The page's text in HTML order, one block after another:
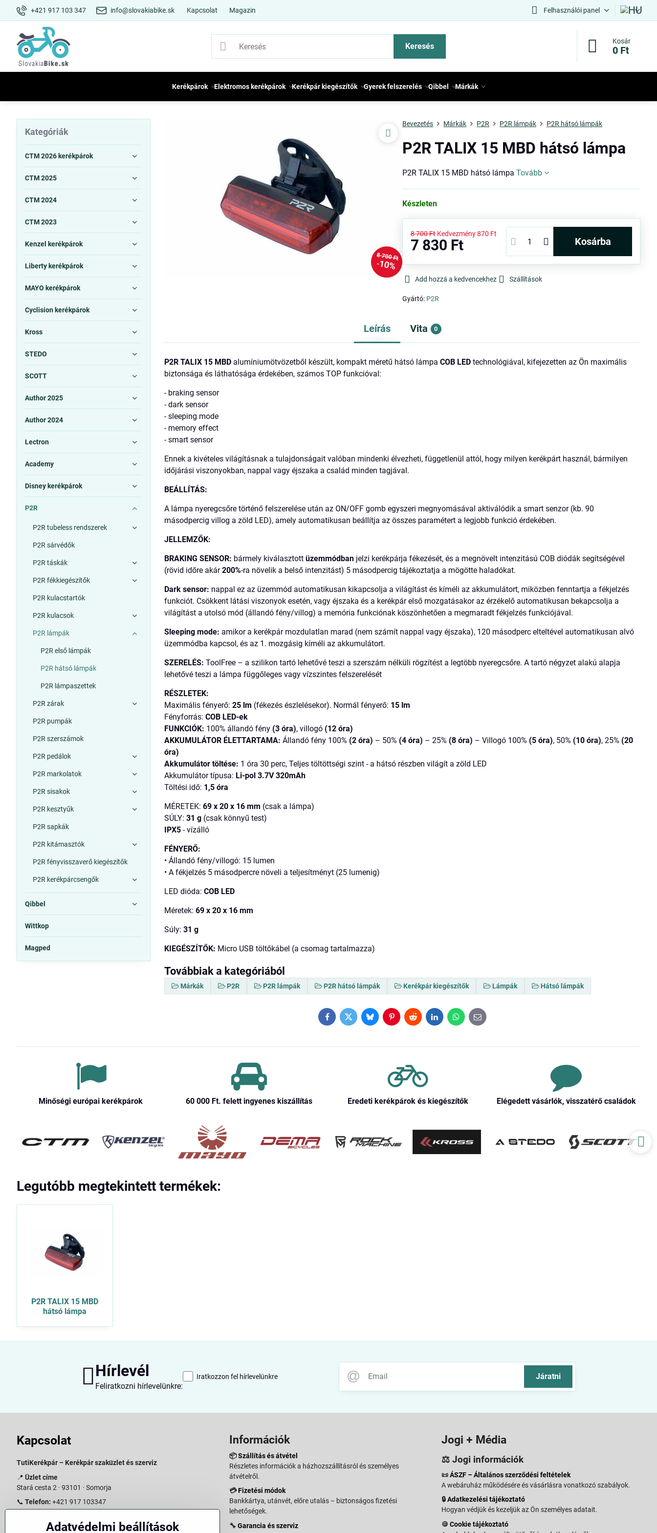
+421 917 103 347 info@slovakiabike.sk Kapcsolat Magazin Felhasználói panel
Keresés
Kosár
0 Ft
Kerékpárok Elektromos kerékpárok Kerékpár kiegészítők Gyerek felszerelés Qibbel Márkák
8 700 Ft
10%
Bevezetés Márkák P2R P2R lámpák P2R hátsó lámpák
P2R TALIX 15 MBD hátsó lámpa
P2R TALIX 15 MBD hátsó lámpaTovább
Készleten
8 700 Ft Kedvezmény 870 Ft
7 830 Ft kosárba
Add hozzá a kedvencekhez Szállítások
Gyártó: P2R
Leírás Vita 0
P2R TALIX 15 MBD alumíniumötvözetből készült, kompakt méretű hátsó lámpaCOB LED technológiával, kifejezetten az Ön maximális
biztonsága és láthatósága érdekében, számos TOP funkcióval:
- braking sensor
- dark sensor
- sleeping mode
- memory effect
- smart sensor
Ennek a kivételes világításnak a tulajdonságait valóban mindenki élvezheti, függetlenül attól, hogy milyen kerékpárt használ, bármilyen
időjárási viszonyokban, nappal vagy éjszaka a család minden tagjával.
BEÁLLÍTÁS:
A lámpa nyeregcsőre történő felszerelése után az ON/OFF gomb egyszeri megnyomásával aktiválódik a smart senzor (kb. 90
másodpercig villog a zöld LED), amely automatikusan beállítja az összes paramétert a legjobb funkció érdekében.
JELLEMZŐK:
BRAKING SENSOR: bármely kiválasztott üzemmódban jelzi kerékpárja fékezését, és a megnövelt intenzitású COB diódák segítségével
(rövid időre akár200%-ra növelik a belső intenzitást) 5 másodpercig tájékoztatja a mögötte haladókat.
Dark sensor: nappal ez az üzemmód automatikusan kikapcsolja a világítást és kíméli az akkumulátort, miközben fenntartja a fékjelzés
funkciót. Csökkent látási viszonyok esetén, vagy éjszaka és a kerékpár első mozgatásakor az érzékelő automatikusan bekapcsolja a
világítást a utolsó mód (állandó fény/villog) a memória funkciónak köszönhetően a megmaradt fékjelzés funkciójával.
Sleeping mode: amikor a kerékpár mozdulatlan marad (nem számít nappal vagy éjszaka), 120 másodperc elteltével automatikusan alvó
üzemmódba kapcsol, és az 1. mozgásig kíméli az akkumulátort.
SZERELÉS: ToolFree – a szilikon tartó lehetővé teszi a szerszám nélküli rögzítést a legtöbb nyeregcsőre. A tartó négyzet alakú alapja
lehetővé teszi a lámpa függőleges vagy vízszintes felszerelését
RÉSZLETEK:
Maximális fényerő:25 lm (fékezés észlelésekor). Normál fényerő: 15 lm
Fényforrás:COB LED-ek
FUNKCIÓK: 100% állandó fény (3 óra), villogó (12 óra)
AKKUMULÁTOR ÉLETTARTAMA: Állandó fény 100% (2 óra) – 50% (4 óra) – 25% (8 óra) – Villogó 100% (5 óra), 50% (10 óra), 25% (20
óra)
Akkumulátor töltése: 1 óra 30 perc, Teljes töltöttségi szint - a hátsó részben világít a zöld LED
Akkumulátor típusa: Li-pol 3.7V 320mAh
Töltési idő: 1,5 óra
MÉRETEK:69 x 20 x 16 mm (csak a lámpa)
SÚLY:31 g (csak könnyű test)
IPX5 - vízálló
FÉNYERŐ:
• Állandó fény/villogó: 15 lumen
• A fékjelzés 5 másodpercre növeli a teljesítményt (25 lumenig)
LED dióda: COB LED
Méretek:69 x 20 x 16 mm
Súly:31 g
KIEGÉSZÍTŐK: Micro USB töltőkábel (a csomag tartalmazza)
Továbbiak a kategóriából
Márkák P2R P2R lámpák P2R hátsó lámpák Kerékpár kiegészítők Lámpák Hátsó lámpák
FacebookTwitterBlueskyPinterestRedditLinkedInWhatsApp
E-
mail
Kategóriák
CTM 2026 kerékpárok
CTM 2025
CTM 2024
CTM 2023
Kenzel kerékpárok
Liberty kerékpárok
MAYO kerékpárok
Cyclision kerékpárok
Kross
STEDO
SCOTT
Author 2025
Author 2024
Lectron
Academy
Disney kerékpárok
P2R
P2R tubeless rendszerek
P2R sárvédők
P2R táskák
P2R fékkiegészítők
P2R kulacstartók
P2R kulacsok
P2R lámpák
P2R első lámpák
P2R hátsó lámpák
P2R lámpaszettek
P2R zárak
P2R pumpák
P2R szerszámok
P2R pedálok
P2R markolatok
P2R sisakok
P2R kesztyűk
P2R sapkák
P2R kitámasztók
P2R fényvisszaverő kiegészítők
P2R kerékpárcsengők
Qibbel
Wittkop
Magped
Minőségi európai kerékpárok 60 000 Ft​. felett ingyenes kiszállítás Eredeti kerékpárok és kiegészítők Elégedett vásárlók, visszatérő családok
Legutóbb megtekintett termékek:
P2R TALIX 15 MBD
hátsó lámpa
Hírlevél
Feliratkozni hírlevelünkre:
Járatni
Iratkozzon fel hírlevelünkre
Kapcsolat
TutiKerékpár – Kerékpár szaküzlet és szerviz
📍 Üzlet címe
Stará cesta 2 · 93101 · Somorja
📞 Telefon: +421 917 103347
Nyitvatartás:
Információk
📦Szállítás és átvétel
Részletes információk a házhozszállításról és személyes
átvételről.
💳Fizetési módok
Bankkártya, utánvét, előre utalás – biztonságos fizetési
lehetőségek.
🔧 Garancia és szerviz
Jogi + Média
⚖️ Jogi információk
📜ÁSZF – Általános szerződési feltételek
A webáruház működésére és vásárlásra vonatkozó szabályok.
🔒Adatkezelési tájékoztató
Hogyan védjük és kezeljük az Ön személyes adatait.
🍪Cookie tájékoztató
Adatvédelmi beállítások